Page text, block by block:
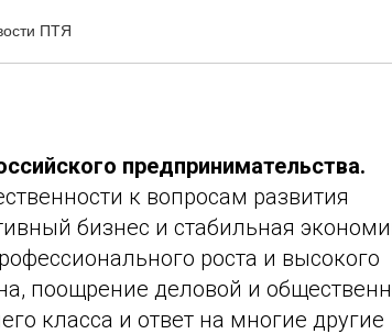
ПТЯ
предпринимательства.
к вопросам развития
бизнес и стабильная
роста и высокого
поощрение деловой и
класса и ответ на многие другие